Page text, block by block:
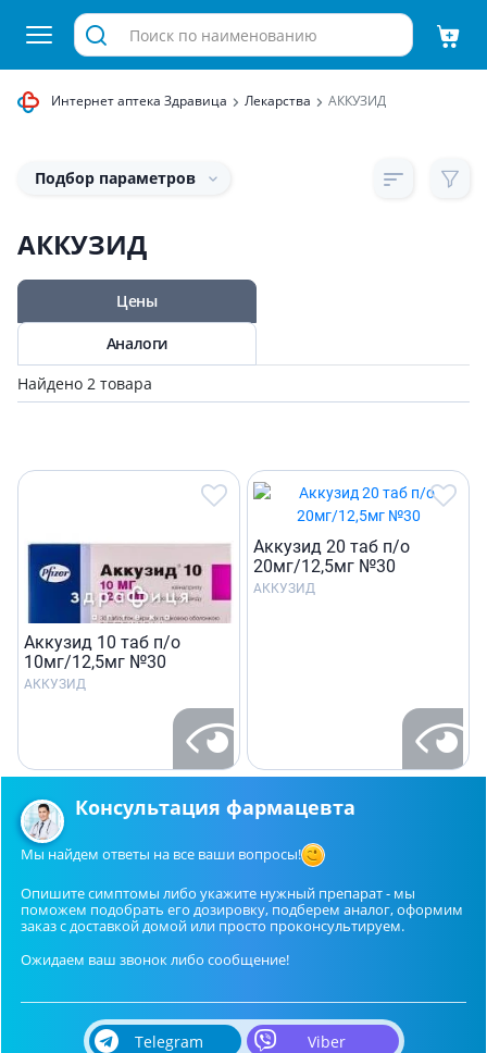
Интернет аптека Здравица Лекарства АККУЗИД
Подбор параметров
АККУЗИД
Цены
Аналоги
Найдено 2 товара
Аккузид 10 таб п/о
10мг/12,5мг №30
АККУЗИД
Аккузид 20 таб п/о
20мг/12,5мг №30
АККУЗИД
Консультация фармацевта
Мы найдем ответы на все ваши вопросы!
Опишите симптомы либо укажите нужный препарат - мы
поможем подобрать его дозировку, подберем аналог, оформим
заказ с доставкой домой или просто проконсультируем.
Ожидаем ваш звонок либо сообщение!
Telegram Viber